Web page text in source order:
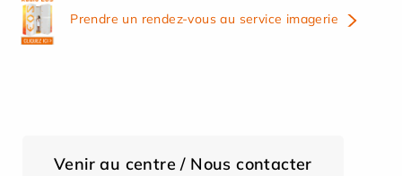
Prendre un rendez-vous au service imagerie
Venir au centre / Nous contacter